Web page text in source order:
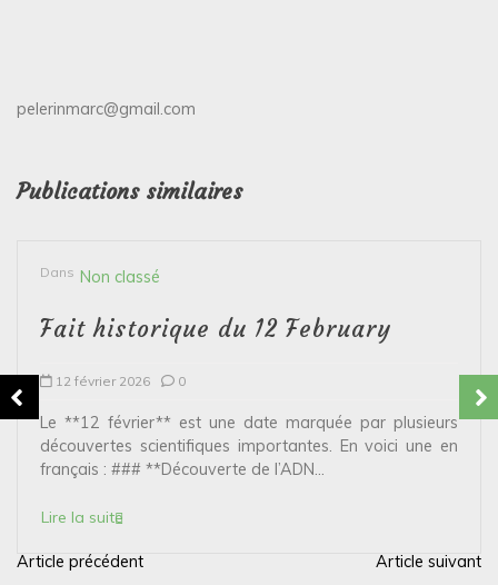
pelerinmarc@gmail.com
Publications similaires
Dans Non classé
Fait historique du 12 February
12 février 2026 0
Le **12 février** est une date marquée par plusieurs
découvertes scientifiques importantes. En voici une en
français : ### **Découverte de l’ADN...
Lire la suite
N
Article précédent Article suivant